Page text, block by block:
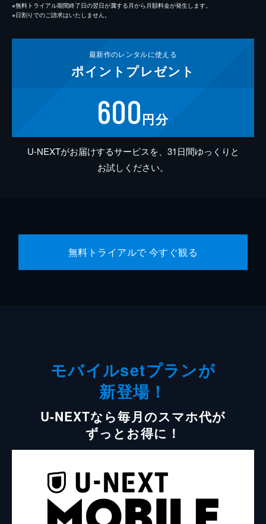
※無料トライアル期間終了日の翌日が属する月から月額料金が発生します。
※日割りでのご請求はいたしません。
最新作のレンタルに使える
ポイント プレゼント
600円分
U-NEXTがお届けするサービスを、31日間ゆっくりと
お試しください。
無料トライアルで 今すぐ観る
モバイルsetプランが
新登場！
U-NEXTなら毎月のスマホ代が
ずっとお得に！